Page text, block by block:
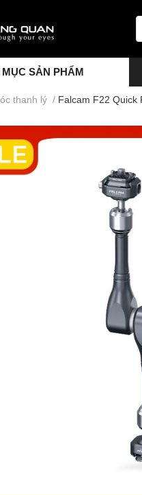
SẢN PHẨM
thanh lý / Falcam F22 Quick